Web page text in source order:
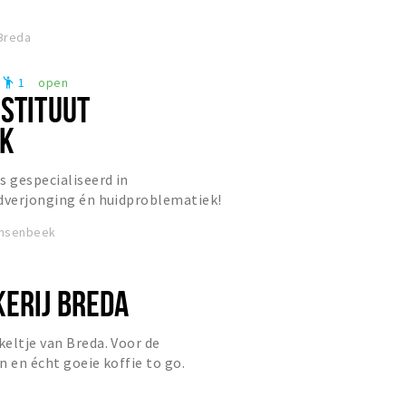
emoji_people 1 open
gespecialiseerd in
én huidproblematiek!
BREDA
van Breda. Voor de
en écht goeie koffie to go.